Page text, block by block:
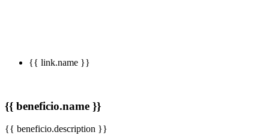
{{ link.name }}
{{ beneficio.name }}
{{ beneficio.description }}